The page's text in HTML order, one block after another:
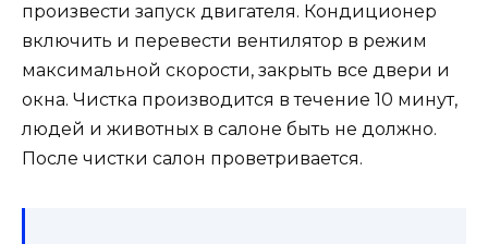
произвести запуск двигателя. Кондиционер
включить и перевести вентилятор в режим
максимальной скорости, закрыть все двери и
окна. Чистка производится в течение 10 минут,
людей и животных в салоне быть не должно.
После чистки салон проветривается.